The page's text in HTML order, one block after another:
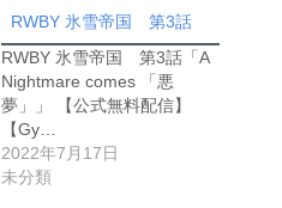
RWBY 氷雪帝国 第3話
RWBY 氷雪帝国 第3話「A
Nightmare comes 「悪
夢」」 【公式無料配信】
【Gy…
2022年7月17日
未分類